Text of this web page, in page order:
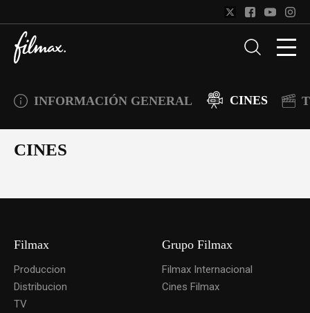
INFORMACIÓN GENERAL CINES
CINES
Filmax
Produccion
Distribucion
TV
Grupo Filmax
Filmax Internacional
Cines Filmax